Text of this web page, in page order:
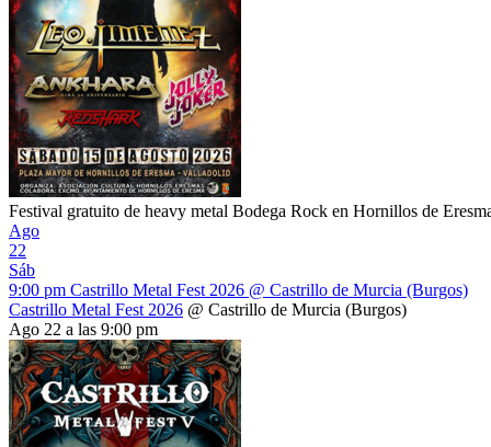
Festival gratuito de heavy metal Bodega Rock en Hornillos de
Ago
22
Sáb
9:00 pm Castrillo Metal Fest 2026 @ Castrillo de Murcia (Burgos)
Castrillo Metal Fest 2026 @ Castrillo de Murcia (Burgos)
Ago 22 a las 9:00 pm